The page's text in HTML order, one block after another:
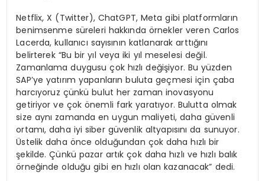
Netflix, X (Twitter), ChatGPT, Meta gibi platformların
benimsenme süreleri hakkında örnekler veren Carlos
Lacerda, kullanıcı sayısının katlanarak arttığını
belirterek “Bu bir yıl veya iki yıl meselesi değil.
Zamanlama duygusu çok hızlı değişiyor. Bu yüzden
SAP’ye yatırım yapanların buluta geçmesi için çaba
harcıyoruz çünkü bulut her zaman inovasyonu
getiriyor ve çok önemli fark yaratıyor. Bulutta olmak
size aynı zamanda en uygun maliyeti, daha güvenli
ortamı, daha iyi siber güvenlik altyapısını da sunuyor.
Üstelik daha önce olduğundan çok daha hızlı bir
şekilde. Çünkü pazar artık çok daha hızlı ve hızlı balık
örneğinde olduğu gibi en hızlı olan kazanacak” dedi.